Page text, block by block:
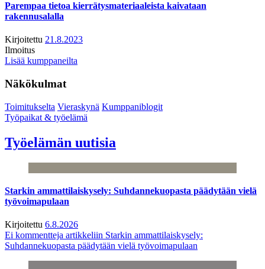
Parempaa tietoa kierrätysmateriaaleista kaivataan
rakennusalalla
Kirjoitettu 21.8.2023
Ilmoitus
Lisää kumppaneilta
Näkökulmat
Toimitukselta Vieraskynä Kumppaniblogit
Työpaikat & työelämä
Työelämän uutisia
Starkin ammattilaiskysely: Suhdannekuopasta päädytään vielä
työvoimapulaan
Kirjoitettu 6.8.2026
Ei kommentteja artikkeliin Starkin ammattilaiskysely:
Suhdannekuopasta päädytään vielä työvoimapulaan